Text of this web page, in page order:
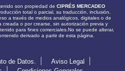
son propiedad de CIPRÉS MERCADEO
total o parcial, su traducción, inclusión,
a través de medios analógicos, digitales o de
o por crearse, sin autorización previa y
para fines comerciales.No se puede alterar,
derivado a partir de esta página.
de Datos.
Aviso Legal